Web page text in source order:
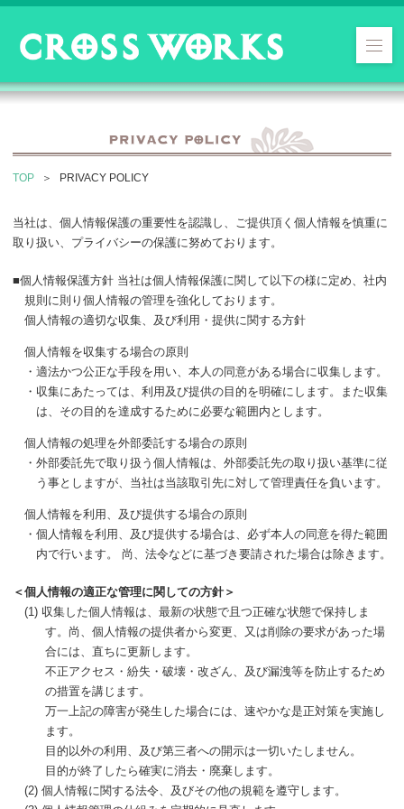
TOP PRIVACY POLICY
当社は、個人情報保護の重要性を認識し、ご提供頂く個人情報を慎重に
取り扱い、プライバシーの保護に努めております。
■個人情報保護方針 当社は個人情報保護に関して以下の様に定め、社内
規則に則り個人情報の管理を強化しております。
個人情報の適切な収集、及び利用・提供に関する方針
個人情報を収集する場合の原則
・適法かつ公正な手段を用い、本人の同意がある場合に収集します。
・収集にあたっては、利用及び提供の目的を明確にします。また収集
は、その目的を達成するために必要な範囲内とします。
個人情報の処理を外部委託する場合の原則
・外部委託先で取り扱う個人情報は、外部委託先の取り扱い基準に従
う事としますが、当社は当該取引先に対して管理責任を負います。
個人情報を利用、及び提供する場合の原則
・個人情報を利用、及び提供する場合は、必ず本人の同意を得た範囲
内で行います。 尚、法令などに基づき要請された場合は除きます。
＜個人情報の適正な管理に関しての方針＞
(1) 収集した個人情報は、最新の状態で且つ正確な状態で保持しま
す。尚、個人情報の提供者から変更、又は削除の要求があった場
合には、直ちに更新します。
不正アクセス・紛失・破壊・改ざん、及び漏洩等を防止するため
の措置を講じます。
万一上記の障害が発生した場合には、速やかな是正対策を実施し
ます。
目的以外の利用、及び第三者への開示は一切いたしません。
目的が終了したら確実に消去・廃棄します。
(2) 個人情報に関する法令、及びその他の規範を遵守します。